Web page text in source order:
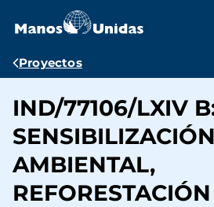
contenido
Ruta
navegación
Proyectos
IND/77106/LXIV
SENSIBILIZACIÓN
AMBIENTAL,